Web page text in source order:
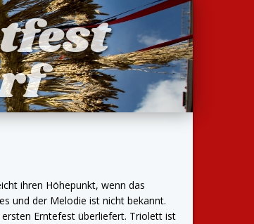
ihren Höhepunkt, wenn das
und der Melodie ist nicht bekannt.
Erntefest überliefert. Triolett ist